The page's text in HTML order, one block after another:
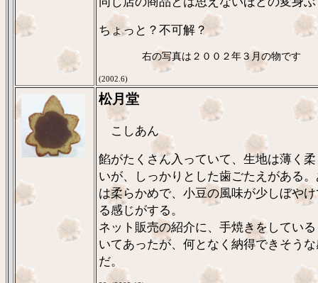
ちょっと？不可解？
右の写真は２００２年３月の物です
(2002.6)
松月堂
こしあん
餡がたくさん入っていて、生地は薄く
いが、しっかりとした歯ごたえがある
は柔らかめで、小豆の風味が少しぼや
る感じがする。
ネット販売の紹介に、手焼きをしてい
いてあったが、何となく納得できそう
だ。